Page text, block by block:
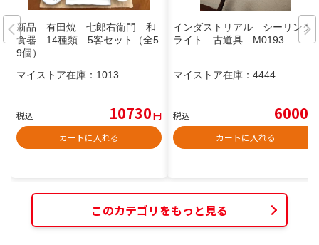
新品 有田焼 七郎右衛門 和
食器 14種類 5客セット（全5
9個）
マイストア在庫： 1013
税込 10730円
カートに入れる
インダストリアル シーリング
ライト 古道具 M0193
マイストア在庫： 4444
税込 6000
カートに入れる
このカテゴリをもっと見る